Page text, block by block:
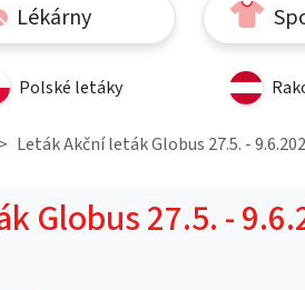
Lékárny
Polské letáky
Leták Akční leták Globus 27.5. -
Globus 27.5. -